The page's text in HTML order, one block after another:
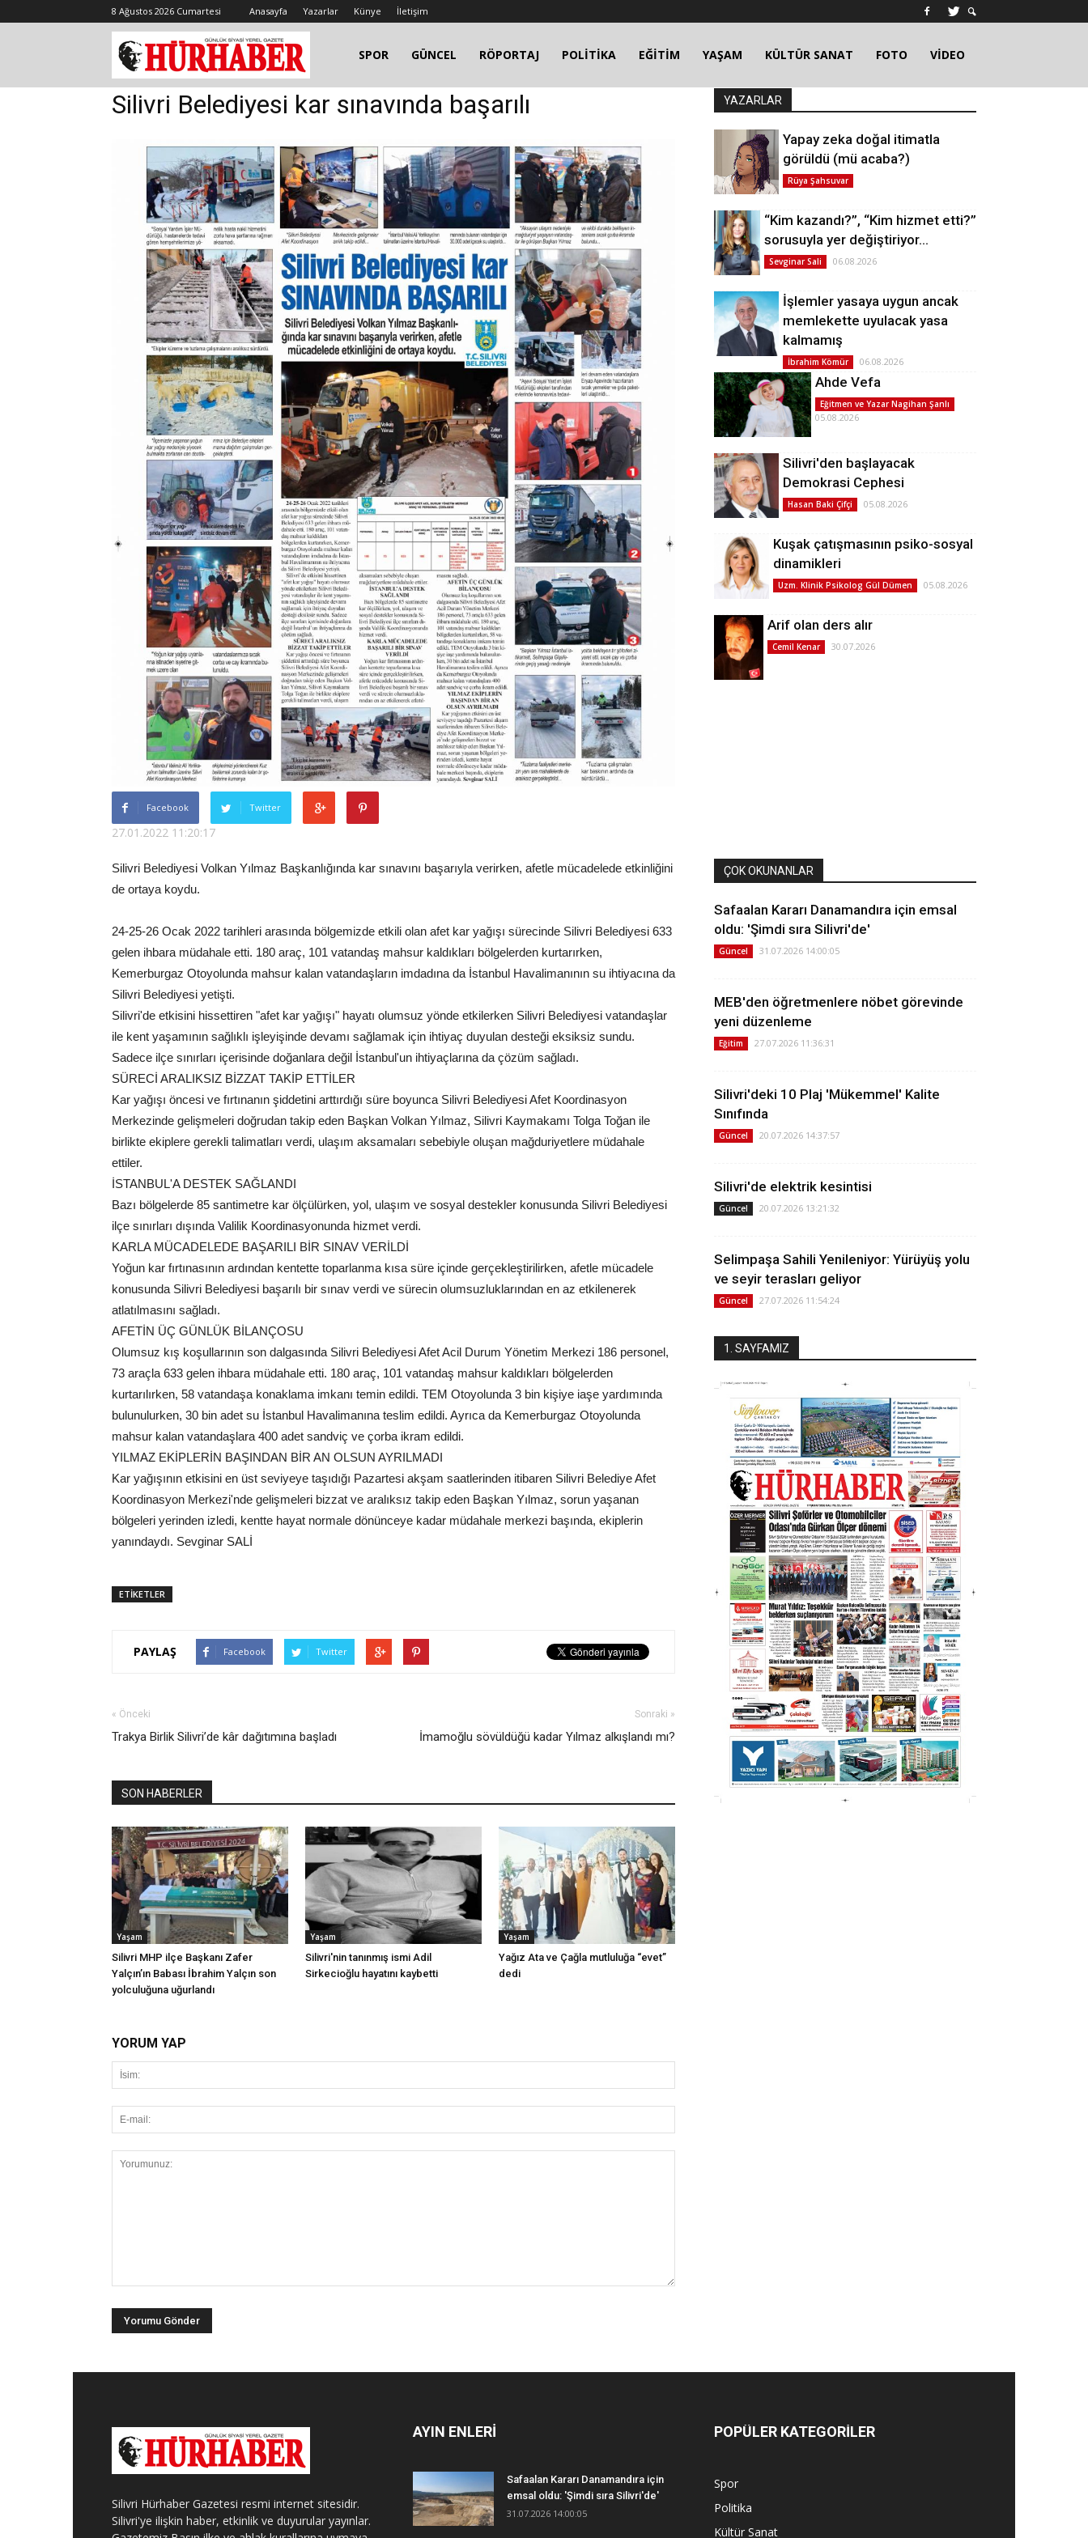
8 Ağustos 2026 Cumartesi Anasayfa Yazarlar Künye İletişim
SPOR GÜNCEL RÖPORTAJ POLİTİKA EĞİTİM YAŞAM KÜLTÜR SANAT FOTO VİDEO
Silivri Belediyesi kar sınavında başarılı
Facebook Twitter
27.01.2022 11:20:17
Silivri Belediyesi Volkan Yılmaz Başkanlığında kar sınavını başarıyla verirken, afetle mücadelede etkinliğini
de ortaya koydu.
24-25-26 Ocak 2022 tarihleri arasında bölgemizde etkili olan afet kar yağışı sürecinde Silivri Belediyesi 633
gelen ihbara müdahale etti. 180 araç, 101 vatandaş mahsur kaldıkları bölgelerden kurtarırken,
Kemerburgaz Otoyolunda mahsur kalan vatandaşların imdadına da İstanbul Havalimanının su ihtiyacına da
Silivri Belediyesi yetişti.
Silivri'de etkisini hissettiren "afet kar yağışı" hayatı olumsuz yönde etkilerken Silivri Belediyesi vatandaşlar
ile kent yaşamının sağlıklı işleyişinde devamı sağlamak için ihtiyaç duyulan desteği eksiksiz sundu.
Sadece ilçe sınırları içerisinde doğanlara değil İstanbul'un ihtiyaçlarına da çözüm sağladı.
SÜRECİ ARALIKSIZ BİZZAT TAKİP ETTİLER
Kar yağışı öncesi ve fırtınanın şiddetini arttırdığı süre boyunca Silivri Belediyesi Afet Koordinasyon
Merkezinde gelişmeleri doğrudan takip eden Başkan Volkan Yılmaz, Silivri Kaymakamı Tolga Toğan ile
birlikte ekiplere gerekli talimatları verdi, ulaşım aksamaları sebebiyle oluşan mağduriyetlere müdahale
ettiler.
İSTANBUL'A DESTEK SAĞLANDI
Bazı bölgelerde 85 santimetre kar ölçülürken, yol, ulaşım ve sosyal destekler konusunda Silivri Belediyesi
ilçe sınırları dışında Valilik Koordinasyonunda hizmet verdi.
KARLA MÜCADELEDE BAŞARILI BİR SINAV VERİLDİ
Yoğun kar fırtınasının ardından kentette toparlanma kısa süre içinde gerçekleştirilirken, afetle mücadele
konusunda Silivri Belediyesi başarılı bir sınav verdi ve sürecin olumsuzluklarından en az etkilenerek
atlatılmasını sağladı.
AFETİN ÜÇ GÜNLÜK BİLANÇOSU
Olumsuz kış koşullarının son dalgasında Silivri Belediyesi Afet Acil Durum Yönetim Merkezi 186 personel,
73 araçla 633 gelen ihbara müdahale etti. 180 araç, 101 vatandaş mahsur kaldıkları bölgelerden
kurtarılırken, 58 vatandaşa konaklama imkanı temin edildi. TEM Otoyolunda 3 bin kişiye iaşe yardımında
bulunulurken, 30 bin adet su İstanbul Havalimanına teslim edildi. Ayrıca da Kemerburgaz Otoyolunda
mahsur kalan vatandaşlara 400 adet sandviç ve çorba ikram edildi.
YILMAZ EKİPLERİN BAŞINDAN BİR AN OLSUN AYRILMADI
Kar yağışının etkisini en üst seviyeye taşıdığı Pazartesi akşam saatlerinden itibaren Silivri Belediye Afet
Koordinasyon Merkezi'nde gelişmeleri bizzat ve aralıksız takip eden Başkan Yılmaz, sorun yaşanan
bölgeleri yerinden izledi, kentte hayat normale dönünceye kadar müdahale merkezi başında, ekiplerin
yanındaydı. Sevginar SALİ
ETİKETLER
PAYLAŞ Facebook Twitter
« Önceki
Trakya Birlik Silivri’de kâr dağıtımına başladı
Sonraki »
İmamoğlu sövüldüğü kadar Yılmaz alkışlandı mı?
SON HABERLER
Yaşam
Silivri MHP ilçe Başkanı Zafer
Yalçın’ın Babası İbrahim Yalçın son
yolculuğuna uğurlandı
Yaşam
Silivri'nin tanınmış ismi Adil
Sirkecioğlu hayatını kaybetti
Yaşam
Yağız Ata ve Çağla mutluluğa “evet”
dedi
YORUM YAP
YAZARLAR
Yapay zeka doğal itimatla
görüldü (mü acaba?)
Rüya Şahsuvar
“Kim kazandı?”, “Kim hizmet etti?”
sorusuyla yer değiştiriyor…
Sevginar Sali 06.08.2026
İşlemler yasaya uygun ancak
memlekette uyulacak yasa
kalmamış
İbrahim Kömür 06.08.2026
Ahde Vefa
Eğitmen ve Yazar Nagihan Şanlı
05.08.2026
Silivri'den başlayacak
Demokrasi Cephesi
Hasan Baki Çifçi 05.08.2026
Kuşak çatışmasının psiko-sosyal
dinamikleri
Uzm. Klinik Psikolog Gül Dümen 05.08.2026
Arif olan ders alır
Cemil Kenar 30.07.2026
ÇOK OKUNANLAR
Safaalan Kararı Danamandıra için emsal
oldu: 'Şimdi sıra Silivri'de'
Güncel 31.07.2026 14:00:05
MEB'den öğretmenlere nöbet görevinde
yeni düzenleme
Eğitim 27.07.2026 11:36:31
Silivri'deki 10 Plaj 'Mükemmel' Kalite
Sınıfında
Güncel 20.07.2026 14:37:57
Silivri'de elektrik kesintisi
Güncel 20.07.2026 13:21:32
Selimpaşa Sahili Yenileniyor: Yürüyüş yolu
ve seyir terasları geliyor
Güncel 27.07.2026 11:54:24
1. SAYFAMIZ
Silivri Hürhaber Gazetesi resmi internet sitesidir.
Silivri'ye ilişkin haber, etkinlik ve duyurular yayınlar.
AYIN ENLERİ
Safaalan Kararı Danamandıra için
emsal oldu: 'Şimdi sıra Silivri'de'
31.07.2026 14:00:05
POPÜLER KATEGORİLER
Spor
Politika
Kültür Sanat